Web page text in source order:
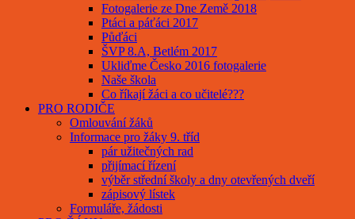
Fotogalerie ze Dne Země 2018
Ptáci a páťáci 2017
Půďáci
ŠVP 8.A, Betlém 2017
Ukliďme Česko 2016 fotogalerie
Naše škola
Co říkají žáci a co učitelé???
PRO RODIČE
Omlouvání žáků
Informace pro žáky 9. tříd
pár užitečných rad
přijímací řízení
výběr střední školy a dny otevřených dveří
zápisový lístek
Formuláře, žádosti